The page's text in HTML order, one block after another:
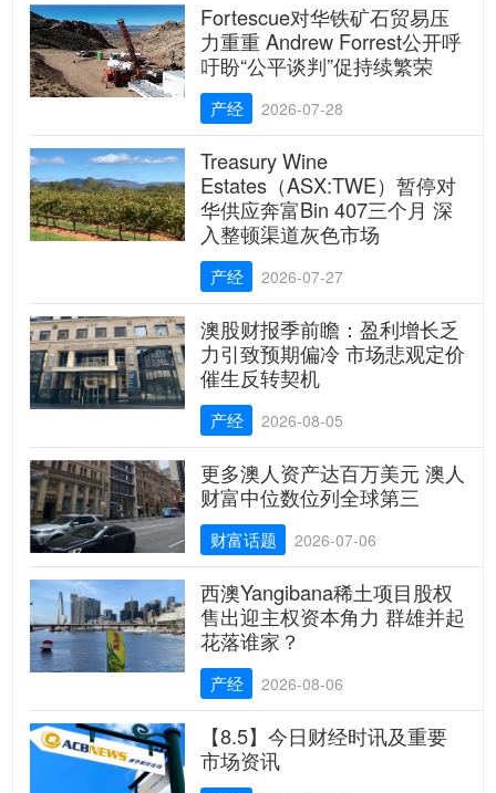
Fortescue对华铁矿石贸易压
力重重 Andrew Forrest公开呼
吁盼“公平谈判”促持续繁荣
产经 2026-07-28
Treasury Wine
Estates（ASX:TWE）暂停对
华供应奔富Bin 407三个月 深
入整顿渠道灰色市场
产经 2026-07-27
澳股财报季前瞻：盈利增长乏
力引致预期偏冷 市场悲观定价
催生反转契机
产经 2026-08-05
更多澳人资产达百万美元 澳人
财富中位数位列全球第三
财富话题 2026-07-06
西澳Yangibana稀土项目股权
售出迎主权资本角力 群雄并起
花落谁家？
产经 2026-08-06
【8.5】今日财经时讯及重要
市场资讯